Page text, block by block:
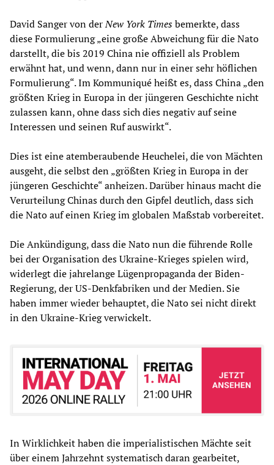
David Sanger von derNew York Timesbemerkte, dass
diese Formulierung „eine große Abweichung für die Nato
darstellt, die bis 2019 China nie offiziell als Problem
erwähnt hat, und wenn, dann nur in einer sehr höflichen
Formulierung“. Im Kommuniqué heißt es, dass China „den
größten Krieg in Europa in der jüngeren Geschichte nicht
zulassen kann, ohne dass sich dies negativ auf seine
Interessen und seinen Ruf auswirkt“.
Dies ist eine atemberaubende Heuchelei, die von Mächten
ausgeht, die selbst den „größten Krieg in Europa in der
jüngeren Geschichte“ anheizen. Darüber hinaus macht die
Verurteilung Chinas durch den Gipfel deutlich, dass sich
die Nato auf einen Krieg im globalen Maßstab vorbereitet.
Die Ankündigung, dass die Nato nun die führende Rolle
bei der Organisation des Ukraine-Krieges spielen wird,
widerlegt die jahrelange Lügenpropaganda der Biden-
Regierung, der US-Denkfabriken und der Medien. Sie
haben immer wieder behauptet, die Nato sei nicht direkt
in den Ukraine-Krieg verwickelt.
In Wirklichkeit haben die imperialistischen Mächte seit
über einem Jahrzehnt systematisch daran gearbeitet,